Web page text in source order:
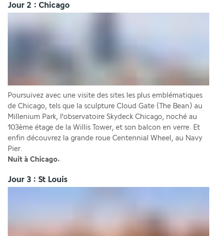
Jour 2 : Chicago
Poursuivez avec une visite des sites les plus emblématiques
de Chicago, tels que la sculpture Cloud Gate (The Bean) au
Millenium Park, l'observatoire Skydeck Chicago, noché au
103ème étage de la Willis Tower, et son balcon en verre. Et
enfin découvrez la grande roue Centennial Wheel, au Navy
Pier.
Nuit à Chicago.
Jour 3 : St Louis